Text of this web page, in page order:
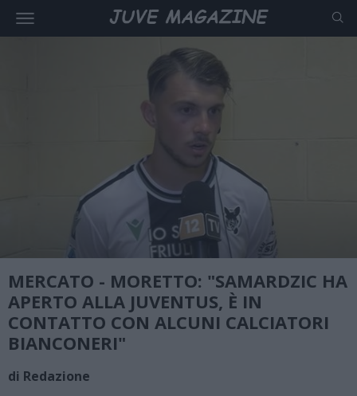
MERCATO - MORETTO: "SAMARDZIC HA
APERTO ALLA JUVENTUS, È IN
CONTATTO CON ALCUNI CALCIATORI
BIANCONERI"
di Redazione